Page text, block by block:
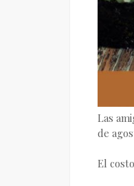
Las
de
El